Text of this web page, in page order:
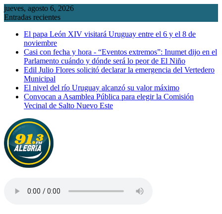
Saltar
al
jueves, agosto 6, 2026
Entradas recientes
El papa León XIV visitará Uruguay entre el 6 y el 8 de
noviembre
Casi con fecha y hora - “Eventos extremos”: Inumet dijo en el
Parlamento cuándo y dónde será lo peor de El Niño
Edil Julio Flores solicitó declarar la emergencia del Vertedero
Municipal
El nivel del río Uruguay alcanzó su valor máximo
Convocan a Asamblea Pública para elegir la Comisión
Vecinal de Salto Nuevo Este